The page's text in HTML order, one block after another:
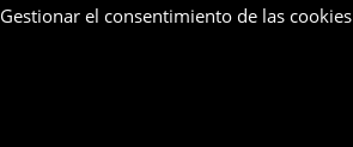
Gestionar el consentimiento de las cookies